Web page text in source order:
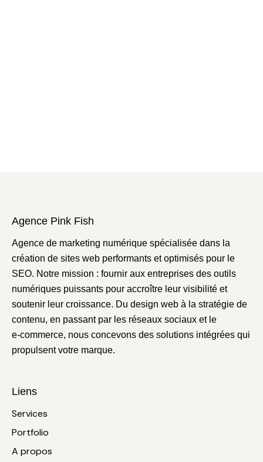
Agence Pink Fish
Agence de marketing numérique spécialisée dans la
création de sites web performants et optimisés pour le
SEO. Notre mission : fournir aux entreprises des outils
numériques puissants pour accroître leur visibilité et
soutenir leur croissance. Du design web à la stratégie de
contenu, en passant par les réseaux sociaux et le
e‑commerce, nous concevons des solutions intégrées qui
propulsent votre marque.
Liens
Services
Portfolio
A propos